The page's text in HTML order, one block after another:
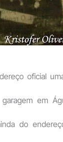
oficial
em
do